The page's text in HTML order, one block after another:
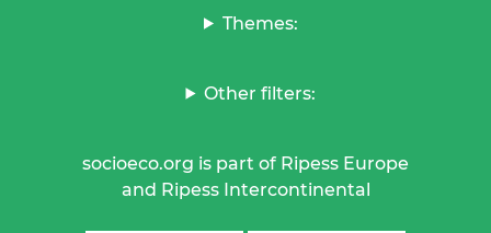
Themes:
Other filters:
socioeco.org is part of Ripess Europe
and Ripess Intercontinental